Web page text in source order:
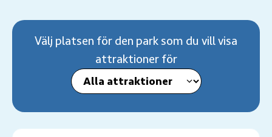
Välj platsen för den park som du vill visa
attraktioner för